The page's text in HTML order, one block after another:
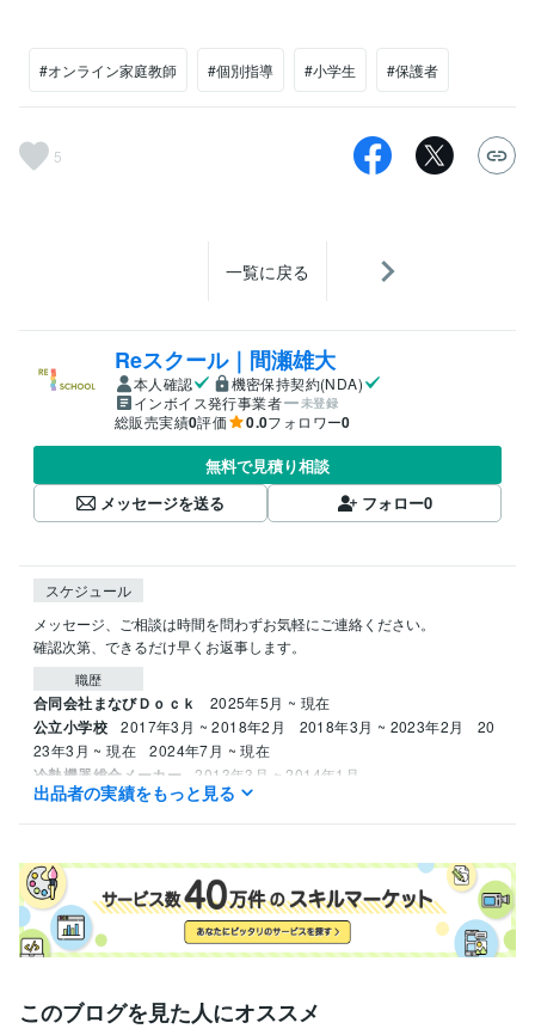
#オンライン家庭教師 #個別指導 #小学生 #保護者
5
一覧に戻る
Reスクール｜間瀬雄大
本人確認
機密保持契約(NDA)
インボイス発行事業者
未登録
総販売実績0評価 0.0フォロワー0
無料で見積り相談
メッセージを送る
フォロー0
スケジュール
メッセージ、ご相談は時間を問わずお気軽にご連絡ください。
確認次第、できるだけ早くお返事します。
職歴
合同会社まなびＤｏｃｋ 2025年5月 ~ 現在
公立小学校 2017年3月 ~ 2018年2月 2018年3月 ~ 2023年2月
20
23年3月 ~ 現在
2024年7月 ~ 現在
冷熱機器総合メーカー 2013年3月 ~ 2014年1月
プログラミング言語・フレームワーク
Google Apps Script:5年HTML:0年JavaScript:0年VBA:7年
ビジネス・クリエイティブツール
Google スライド:5年
Google ドキュメント:5年
PowerPoint:7年Word:7年一太郎:9年Google Analytics:1年
出品者の実績をもっと見る
このブログを見た人にオススメ